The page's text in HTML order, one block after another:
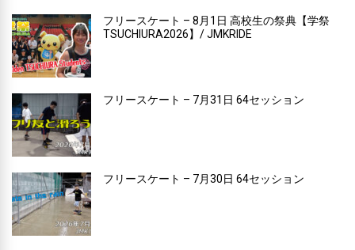
フリースケート – 8月1日 高校生の祭典【学祭
TSUCHIURA2026】/ JMKRIDE
フリースケート – 7月31日 64セッション
フリースケート – 7月30日 64セッション